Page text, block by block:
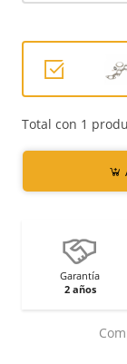
Total con 1
Garantía
2 años